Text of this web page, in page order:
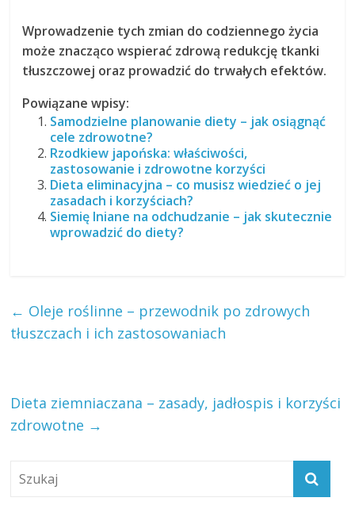
Wprowadzenie tych zmian do codziennego życia
może znacząco wspierać zdrową redukcję tkanki
tłuszczowej oraz prowadzić do trwałych efektów.
Powiązane wpisy:
Samodzielne planowanie diety – jak osiągnąć
cele zdrowotne?
Rzodkiew japońska: właściwości,
zastosowanie i zdrowotne korzyści
Dieta eliminacyjna – co musisz wiedzieć o jej
zasadach i korzyściach?
Siemię lniane na odchudzanie – jak skutecznie
wprowadzić do diety?
← Oleje roślinne – przewodnik po zdrowych
tłuszczach i ich zastosowaniach
Dieta ziemniaczana – zasady, jadłospis i korzyści
zdrowotne →